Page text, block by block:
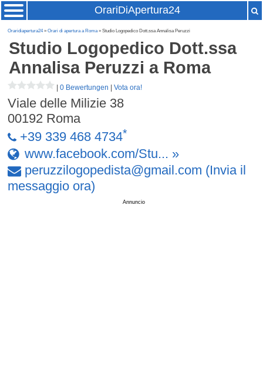
OrariDiApertura24
Oraridiapertura24»Orari di apertura a Roma» Studio Logopedico Dott.ssa Annalisa Peruzzi
Studio Logopedico Dott.ssa
Annalisa Peruzzi a Roma
|0 Bewertungen |Vota ora!
Viale delle Milizie 38
00192 Roma
+39 339 468 4734*
www.facebook.com/Stu... »
peruzzilogopedista@gmail .com (Invia il
messaggio ora)
Annuncio